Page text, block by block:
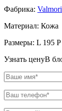
Фабрика:
Материал: Кожа
Размеры: L 195
Узнать ценуВ